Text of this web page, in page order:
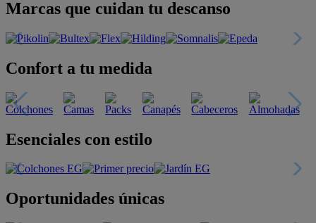
Marcas que cuidan tu descanso
Confort a tu medida
Esenciales con estilo
Oportunidades únicas